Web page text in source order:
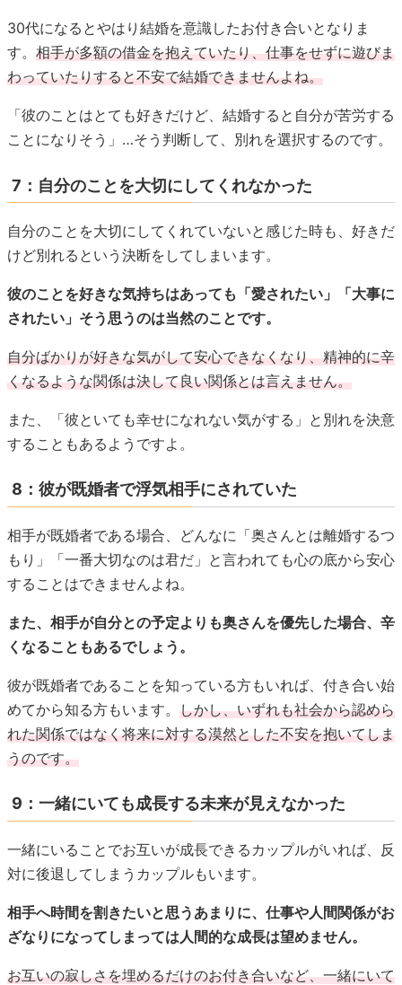
30代になるとやはり結婚を意識したお付き合いとなりま
す。 相手が多額の借金を抱えていたり、仕事をせずに遊びま
わっていたりすると不安で結婚できませんよね。
「彼のことはとても好きだけど、結婚すると自分が苦労する
ことになりそう」…そう判断して、別れを選択するのです。
7：自分のことを大切にしてくれなかった
自分のことを大切にしてくれていないと感じた時も、好きだ
けど別れるという決断をしてしまいます。
彼のことを好きな気持ちはあっても「愛されたい」「大事に
されたい」そう思うのは当然のことです。
自分ばかりが好きな気がして安心できなくなり、精神的に辛
くなるような関係は決して良い関係とは言えません。
また、「彼といても幸せになれない気がする」と別れを決意
することもあるようですよ。
8：彼が既婚者で浮気相手にされていた
相手が既婚者である場合、どんなに「奥さんとは離婚するつ
もり」「一番大切なのは君だ」と言われても心の底から安心
することはできませんよね。
また、相手が自分との予定よりも奥さんを優先した場合、辛
くなることもあるでしょう。
彼が既婚者であることを知っている方もいれば、付き合い始
めてから知る方もいます。 しかし、いずれも社会から認めら
れた関係ではなく将来に対する漠然とした不安を抱いてしま
うのです。
9：一緒にいても成長する未来が見えなかった
一緒にいることでお互いが成長できるカップルがいれば、反
対に後退してしまうカップルもいます。
相手へ時間を割きたいと思うあまりに、仕事や人間関係がお
ざなりになってしまっては人間的な成長は望めません。
お互いの寂しさを埋めるだけのお付き合いなど、一緒にいて